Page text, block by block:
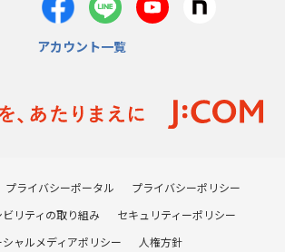
アカウント一覧
プライバシーポータル
プライバシーポリシー
リティの取り組み
セキュリティーポリシー
シャルメディアポリシー
人権方針